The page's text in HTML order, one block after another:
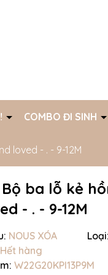
COMBO ĐI SINH
loved - . - 9-12M
Bộ ba lỗ kẻ
- . - 9-12M
NOUS XÓA Loại:
Hết hàng
W22G20KPI13P9M